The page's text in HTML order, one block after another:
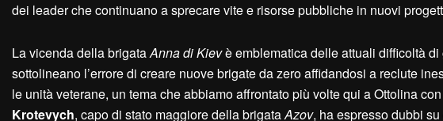
dei leader che continuano a sprecare vite e risorse pubbliche in nuovi
La vicenda della brigataAnna di Kievè emblematica delle attuali difficoltà
sottolineano l’errore di creare nuove brigate da zero affidandosi a reclute
le unità veterane, un tema che abbiamo affrontato più volte qui a Ottolina con
Krotevych, capo di stato maggiore della brigataAzov, ha espresso dubbi